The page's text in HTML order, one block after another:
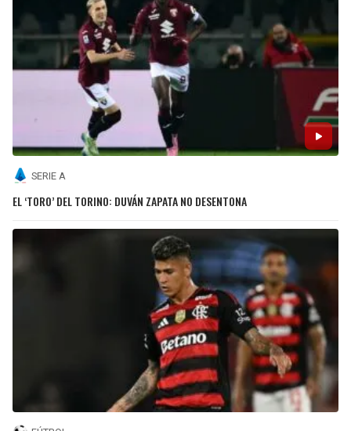
SERIE A
EL ‘TORO’ DEL TORINO: DUVÁN ZAPATA NO DESENTONA